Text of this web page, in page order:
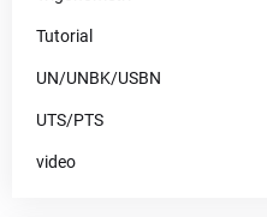
Tutorial
UN/UNBK/USBN
UTS/PTS
video